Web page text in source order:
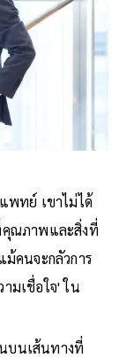
พทย์ เขาไม่ได้
คุณภาพและสิ่งที่
คนจะกลัวการ
มเชื่อใจ' ใน
บนเส้นทางที่